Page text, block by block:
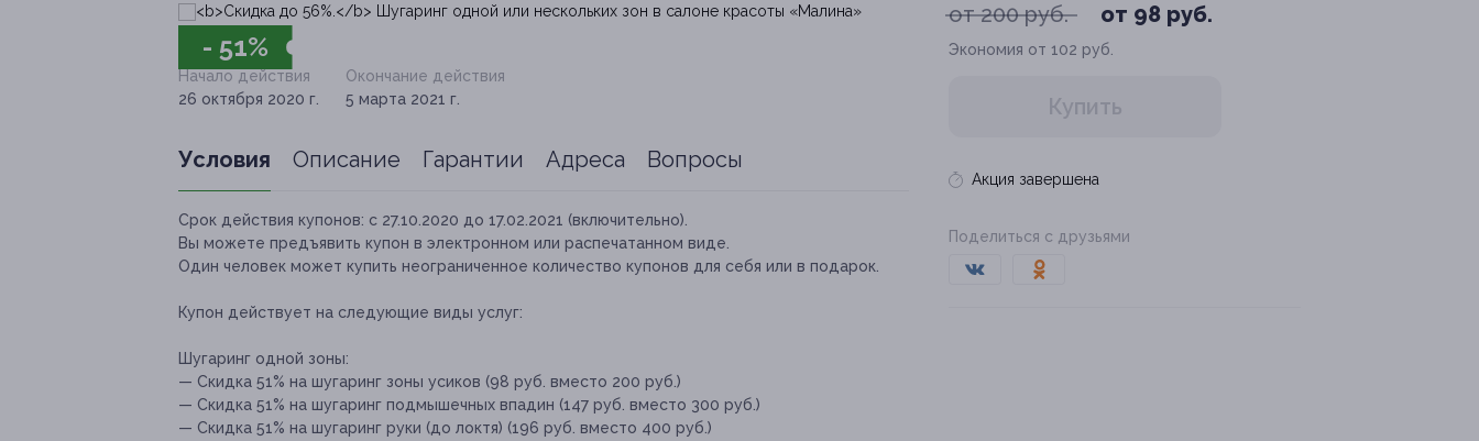
- 51%
от 200 руб. от 98 руб.
Экономия от 102 руб.
Купить
Акция завершена
Поделиться с друзьями
Начало действия
26 октября 2020 г.
Окончание действия
5 марта 2021 г.
Условия Описание Гарантии Адреса Вопросы
Срок действия купонов: с 27.10.2020 до 17.02.2021 (включительно).
Вы можете предъявить купон в электронном или распечатанном виде.
Один человек может купить неограниченное количество купонов для себя или в подарок.
Купон действует на следующие виды услуг:
Шугаринг одной зоны:
— Скидка 51% на шугаринг зоны усиков (98 руб. вместо 200 руб.)
— Скидка 51% на шугаринг подмышечных впадин (147 руб. вместо 300 руб.)
— Скидка 51% на шугаринг руки (до локтя) (196 руб. вместо 400 руб.)